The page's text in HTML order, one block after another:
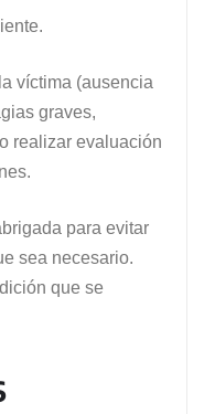
víctima (ausencia
graves,
realizar evaluación
para evitar
sea necesario.
que se